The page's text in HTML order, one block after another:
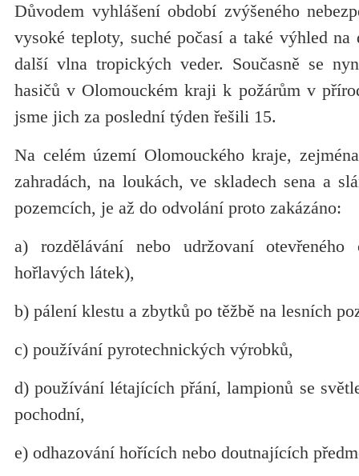
Důvodem vyhlášení období zvýšeného
vysoké teploty, suché počasí a také výhled
další vlna tropických veder. Současně se
hasičů v Olomouckém kraji k požárům v
jsme jich za poslední týden řešili 15.
Na celém území Olomouckého kraje,
zahradách, na loukách, ve skladech sena a
pozemcích, je až do odvolání proto zakázáno:
a) rozdělávání nebo udržovaní otevřeného
hořlavých látek),
b) pálení klestu a zbytků po těžbě na lesních
c) používání pyrotechnických výrobků,
d) používání létajících přání, lampionů se
pochodní,
e) odhazování hořících nebo doutnajících